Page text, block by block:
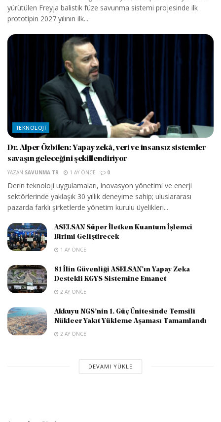
yürütülen Freyja balistik füze savunma sistemi projesinde ilk
prototipin 2027 yılının ilk...
TEKNOLOJI
Dr. Alper Özbilen: Yapay zekâ, veri ve insansız sistemler
savaşın geleceğini şekillendiriyor
YAZAN SAVUNMA TR 1 AY ÖNCE 0
Derin teknoloji uygulamaları, inovasyon yönetimi ve enerji
sektörlerinde yaklaşık 30 yıllık deneyime sahip; uluslararası
pazarda farklı şirketlerde yönetim kurulu üyelikleri...
ASELSAN Süper İletken Kuantum İşlemci
Birimi Geliştirecek
1 AY ÖNCE
81 İlin Güvenliği ASELSAN’ın Yapay Zeka
Destekli KGYS Sistemine Emanet
2 AY ÖNCE
Akkuyu NGS’nin 1. Güç Ünitesinde Temsili
Nükleer Yakıt Yükleme Aşaması Tamamlandı
2 AY ÖNCE
DEVAMI YÜKLE